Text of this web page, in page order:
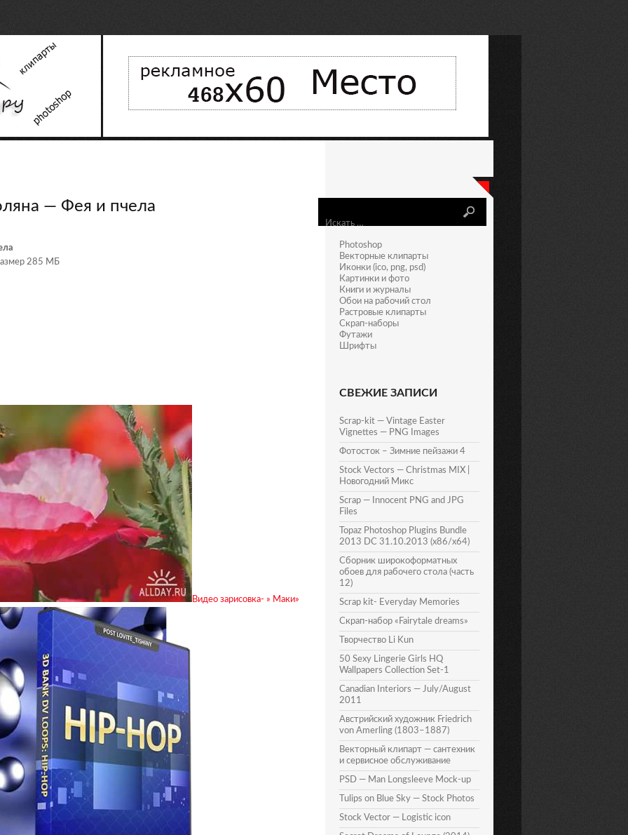
— Фея и пчела
285 МБ
Видео зарисовка- » Маки»
Photoshop
Векторные клипарты
Иконки (ico, png, psd)
Картинки и фото
Книги и журналы
Обои на рабочий стол
Растровые клипарты
Скрап-наборы
Футажи
Шрифты
СВЕЖИЕ ЗАПИСИ
Scrap-kit — Vintage Easter
Vignettes — PNG Images
Фотосток – Зимние пейзажи 4
Stock Vectors — Christmas MIX |
Новогодний Микс
Scrap — Innocent PNG and JPG
Files
Topaz Photoshop Plugins Bundle
2013 DC 31.10.2013 (x86/x64)
Сборник широкоформатных
обоев для рабочего стола (часть
12)
Scrap kit- Everyday Memories
Скрап-набор «Fairytale dreams»
Творчество Li Kun
50 Sexy Lingerie Girls HQ
Wallpapers Collection Set-1
Canadian Interiors — July/August
2011
Австрийский художник Friedrich
von Amerling (1803–1887)
Векторный клипарт — сантехник
и сервисное обслуживание
PSD — Man Longsleeve Mock-up
Tulips on Blue Sky — Stock Photos
Stock Vector — Logistic icon